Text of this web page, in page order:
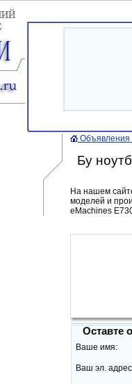
Объявления
Бу
На нашем
моделей и
eMachines
Оставте
Ваше имя:
Ваш эл.